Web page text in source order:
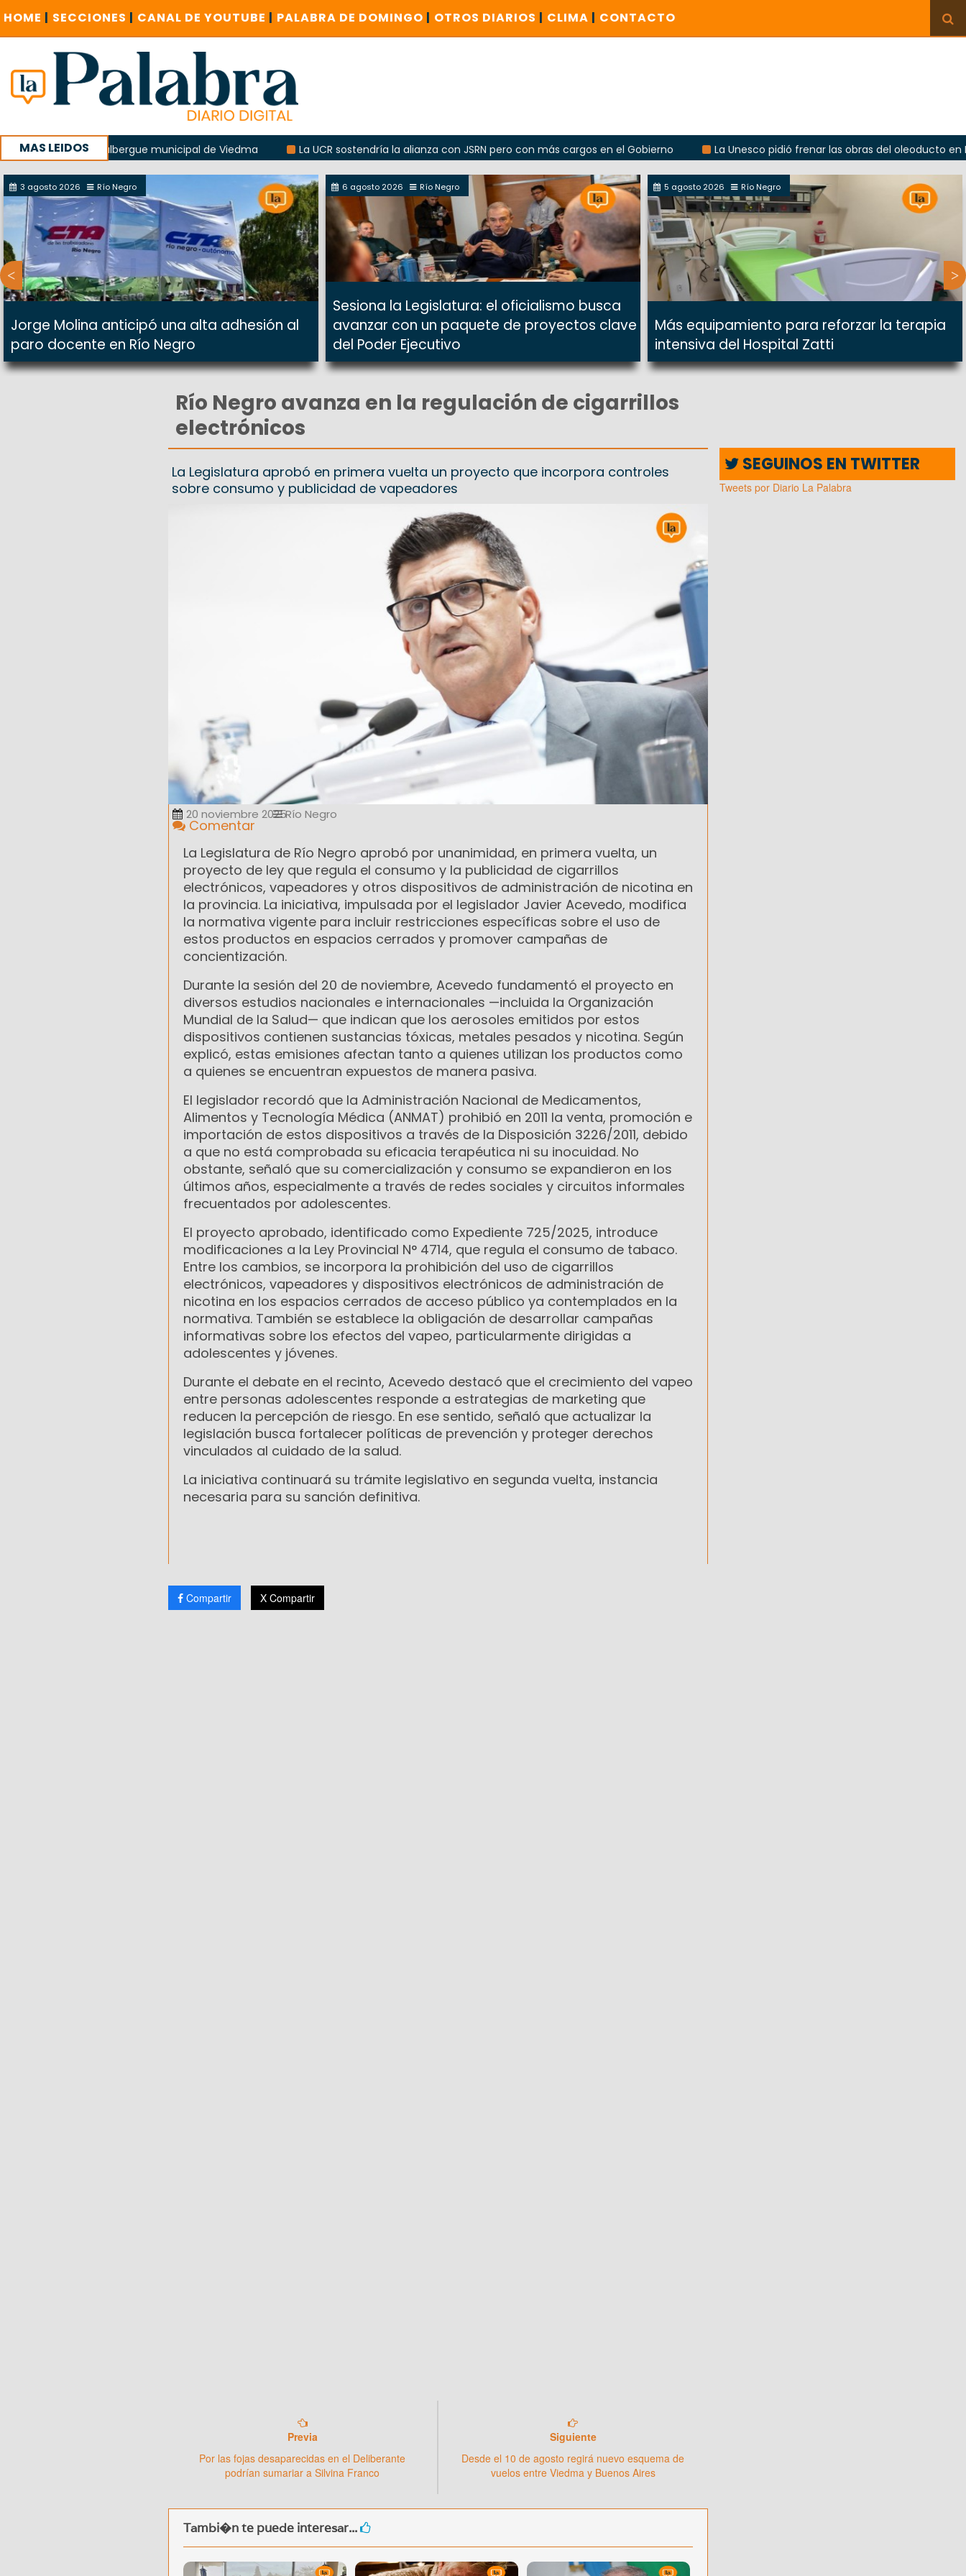
HOME | SECCIONES | CANAL DE YOUTUBE | PALABRA DE DOMINGO | OTROS DIARIOS | CLIMA | CONTACTO
MAS LEIDOS
del albergue municipal de Viedma La UCR sostendría la alianza con JSRN pero con más cargos en el Gobierno
La Unesco pidió frenar las obras del oleoducto en Punta
sucursal del Correo Argentino en Sierra Grande
3 agosto 2026 Río Negro
Jorge Molina anticipó una alta adhesión al
paro docente en Río Negro
6 agosto 2026 Río Negro
Sesiona la Legislatura: el oficialismo busca
avanzar con un paquete de proyectos clave
del Poder Ejecutivo
5 agosto 2026 Río Negro
Más equipamiento para reforzar la terapia
intensiva del Hospital Zatti
Río Negro avanza en la regulación de cigarrillos
electrónicos
La Legislatura aprobó en primera vuelta un proyecto que incorpora controles
sobre consumo y publicidad de vapeadores
20 noviembre 2025Río Negro
Comentar
La Legislatura de Río Negro aprobó por unanimidad, en primera vuelta, un
proyecto de ley que regula el consumo y la publicidad de cigarrillos
electrónicos, vapeadores y otros dispositivos de administración de nicotina en
la provincia. La iniciativa, impulsada por el legislador Javier Acevedo, modifica
la normativa vigente para incluir restricciones específicas sobre el uso de
estos productos en espacios cerrados y promover campañas de
concientización.
Durante la sesión del 20 de noviembre, Acevedo fundamentó el proyecto en
diversos estudios nacionales e internacionales —incluida la Organización
Mundial de la Salud— que indican que los aerosoles emitidos por estos
dispositivos contienen sustancias tóxicas, metales pesados y nicotina. Según
explicó, estas emisiones afectan tanto a quienes utilizan los productos como
a quienes se encuentran expuestos de manera pasiva.
El legislador recordó que la Administración Nacional de Medicamentos,
Alimentos y Tecnología Médica (ANMAT) prohibió en 2011 la venta, promoción e
importación de estos dispositivos a través de la Disposición 3226/2011, debido
a que no está comprobada su eficacia terapéutica ni su inocuidad. No
obstante, señaló que su comercialización y consumo se expandieron en los
últimos años, especialmente a través de redes sociales y circuitos informales
frecuentados por adolescentes.
El proyecto aprobado, identificado como Expediente 725/2025, introduce
modificaciones a la Ley Provincial N° 4714, que regula el consumo de tabaco.
Entre los cambios, se incorpora la prohibición del uso de cigarrillos
electrónicos, vapeadores y dispositivos electrónicos de administración de
nicotina en los espacios cerrados de acceso público ya contemplados en la
normativa. También se establece la obligación de desarrollar campañas
informativas sobre los efectos del vapeo, particularmente dirigidas a
adolescentes y jóvenes.
Durante el debate en el recinto, Acevedo destacó que el crecimiento del vapeo
entre personas adolescentes responde a estrategias de marketing que
reducen la percepción de riesgo. En ese sentido, señaló que actualizar la
legislación busca fortalecer políticas de prevención y proteger derechos
vinculados al cuidado de la salud.
La iniciativa continuará su trámite legislativo en segunda vuelta, instancia
necesaria para su sanción definitiva.
Compartir X Compartir
Previa
Por las fojas desaparecidas en el Deliberante
podrían sumariar a Silvina Franco
Siguiente
Desde el 10 de agosto regirá nuevo esquema de
vuelos entre Viedma y Buenos Aires
Tambi�n te puede interesar...
SEGUINOS EN TWITTER
Tweets por Diario La Palabra